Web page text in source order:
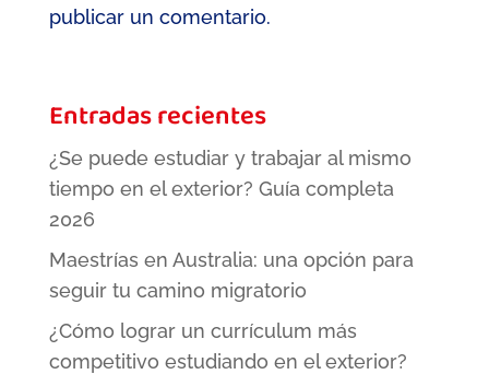
publicar un comentario.
Entradas recientes
¿Se puede estudiar y trabajar al mismo
tiempo en el exterior? Guía completa
2026
Maestrías en Australia: una opción para
seguir tu camino migratorio
¿Cómo lograr un currículum más
competitivo estudiando en el exterior?